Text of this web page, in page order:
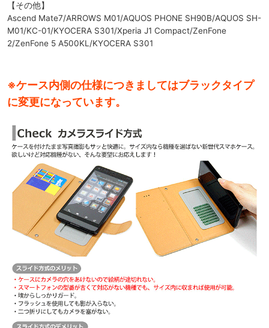
【その他】
Ascend Mate7/ARROWS M01/AQUOS PHONE SH90B/AQUOS SH-
M01/KC-01/KYOCERA S301/Xperia J1 Compact/ZenFone
2/ZenFone 5 A500KL/KYOCERA S301
※ケース内側の仕様につきましてはブラックタイプ
に変更になっています。